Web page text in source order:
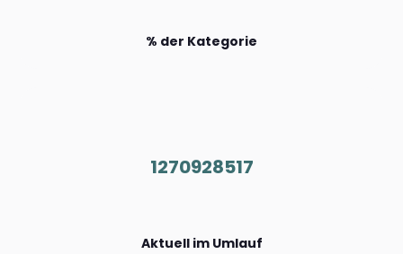
% der Kategorie
1270928517
Aktuell im Umlauf